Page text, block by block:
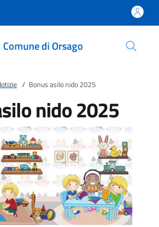
Comune di Orsago
/ Bonus asilo nido 2025
nido 2025